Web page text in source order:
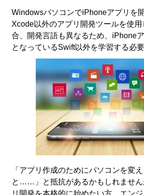
WindowsパソコンでiPhoneアプリを
Xcode以外のアプリ開発ツールを使
合、開発言語も異なるため、iPhone
となっているSwift以外を学習する必
「アプリ作成のためにパソコンを変
と……」と抵抗があるかもしれませ
リ開発を本格的に始めたい方、エン